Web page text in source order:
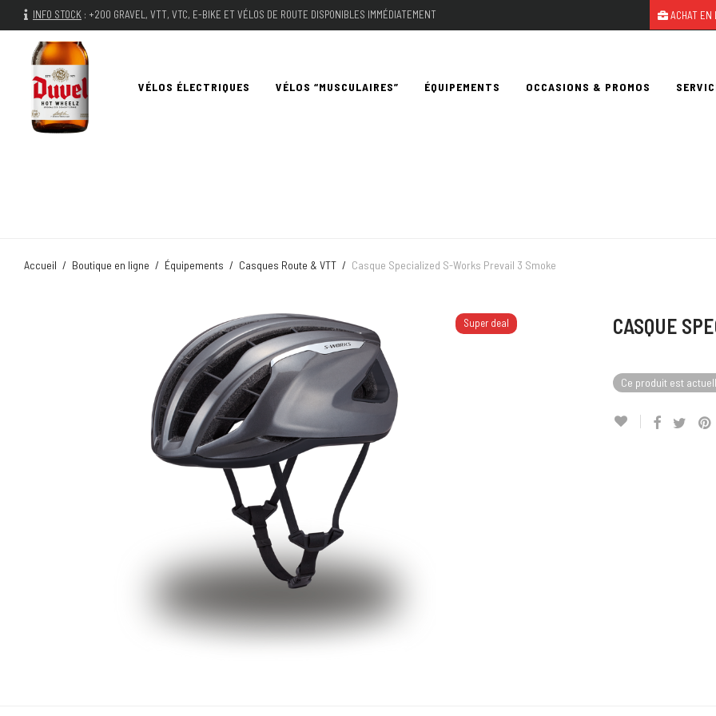
INFO STOCK : +200 GRAVEL, VTT, VTC, E-BIKE ET VÉLOS DE ROUTE DISPONIBLES IMMÉDIATEMENT ACHAT EN
VÉLOS ÉLECTRIQUES VÉLOS “MUSCULAIRES” ÉQUIPEMENTS OCCASIONS & PROMOS
Accueil / Boutique en ligne / Équipements / Casques Route & VTT / Casque Specialized S-Works Prevail 3 Smoke
Super deal CASQUE
Ce produit est